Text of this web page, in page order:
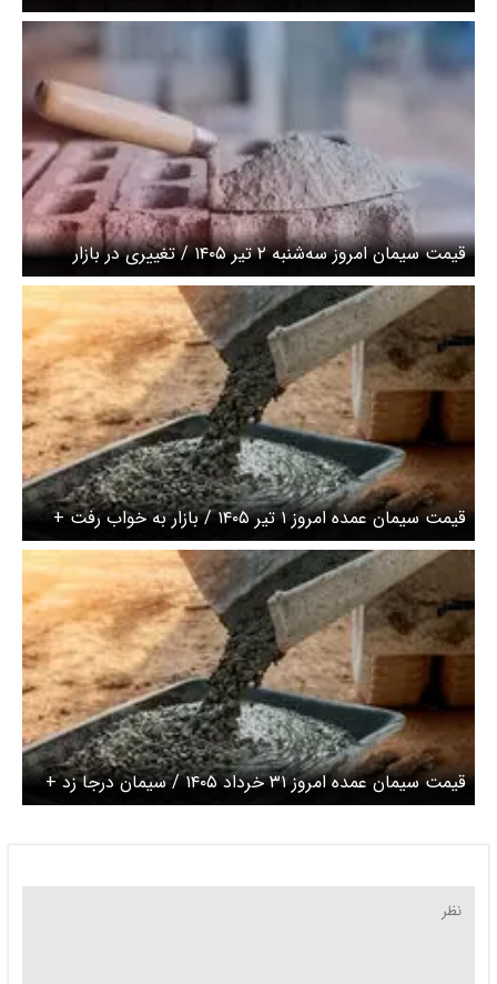
قیمت سیمان امروز سه‌شنبه ۲ تیر ۱۴۰۵ / تغییری در بازار
مشاهده نمی‌شود + جدول
قیمت سیمان عمده امروز ۱ تیر ۱۴۰۵ / بازار به خواب رفت +
جدول
قیمت سیمان عمده امروز ۳۱ خرداد ۱۴۰۵ / سیمان درجا زد +
جدول